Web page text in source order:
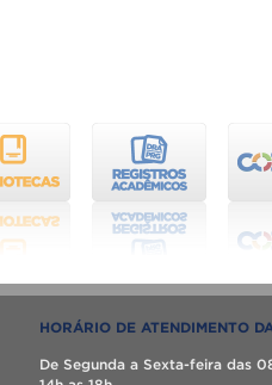
HORÁRIO DE ATENDIMENTO
De Segunda a Sexta-feira das